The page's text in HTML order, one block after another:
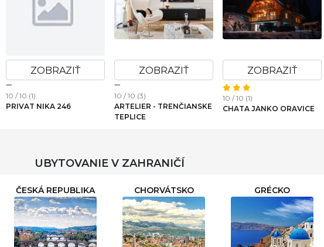
ZOBRAZIŤ
10 / 10 (1)
PRIVAT NIKA 246
ZOBRAZIŤ
10 / 10 (3)
ARTELIER - TRENČIANSKE
TEPLICE
ZOBRAZIŤ
10 / 10 (1)
CHATA JANKO ORAVICE
UBYTOVANIE V ZAHRANIČÍ
ČESKÁ REPUBLIKA CHORVÁTSKO GRÉCKO